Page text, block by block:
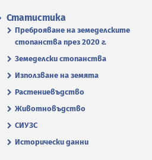
Статистика
Преброяване на земеделските
стопанства през 2020 г.
Земеделски стопанства
Използване на земята
Растениевъдство
Животновъдство
СИУЗС
Исторически данни